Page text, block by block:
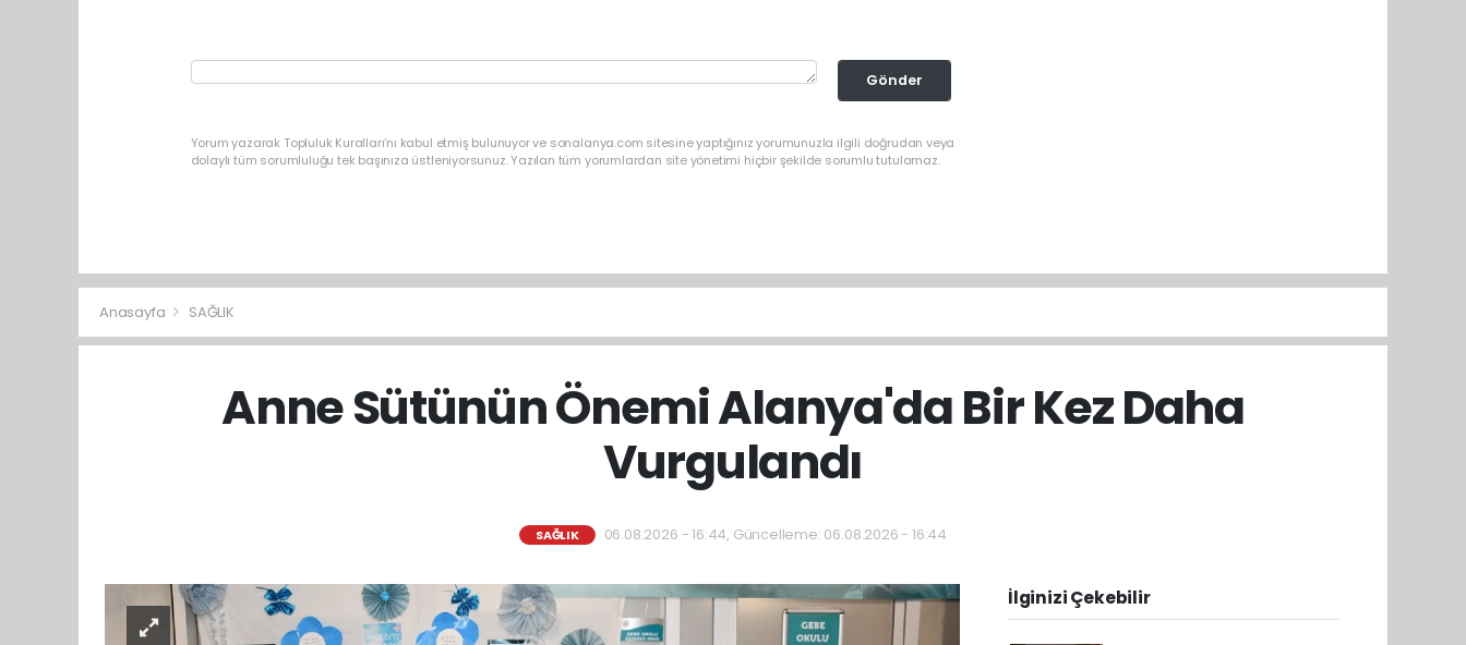
Gönder
Yorum yazarak Topluluk Kuralları’nı kabul etmiş bulunuyor ve sonalanya.com sitesine yaptığınız yorumunuzla ilgili doğrudan veya
dolaylı tüm sorumluluğu tek başınıza üstleniyorsunuz. Yazılan tüm yorumlardan site yönetimi hiçbir şekilde sorumlu tutulamaz.
Anasayfa SAĞLIK
Anne Sütünün Önemi Alanya'da Bir Kez Daha
Vurgulandı
SAĞLIK 06.08.2026 - 16:44, Güncelleme: 06.08.2026 - 16:44
İlginizi Çekebilir